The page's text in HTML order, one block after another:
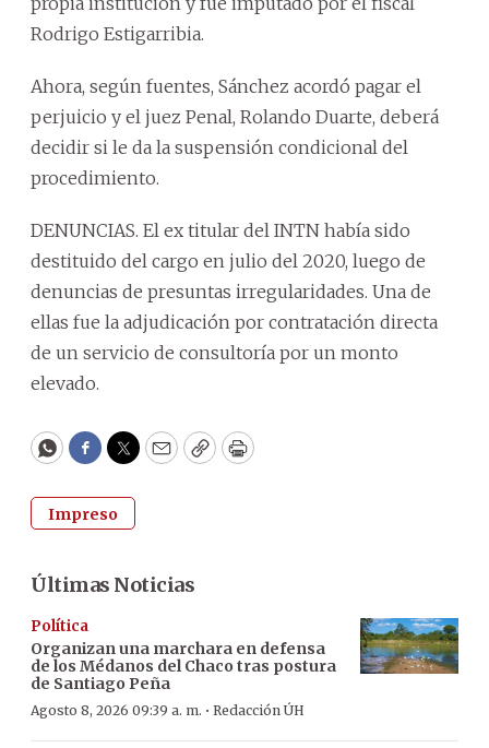
Rodrigo Estigarribia.
Ahora, según fuentes, Sánchez acordó pagar el
perjuicio y el juez Penal, Rolando Duarte, deberá
decidir si le da la suspensión condicional del
procedimiento.
DENUNCIAS. El ex titular del INTN había sido
destituido del cargo en julio del 2020, luego de
denuncias de presuntas irregularidades. Una de
ellas fue la adjudicación por contratación directa
de un servicio de consultoría por un monto
elevado.
WhatsApp
Facebook
Twitter
EmailCopyPrint
Impreso
Últimas Noticias
Política
Organizan una marchara en defensa
de los Médanos del Chaco tras postura
de Santiago Peña
Agosto 8, 2026 09:39 a. m. · Redacción ÚH